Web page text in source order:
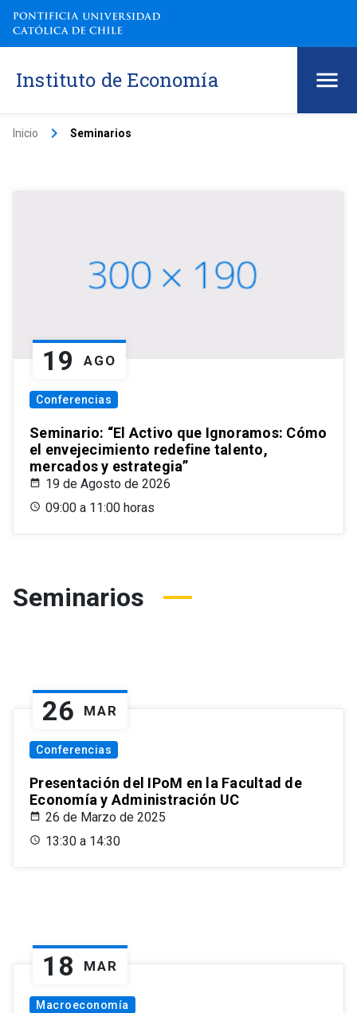
Instituto de Economía
Inicio keyboard_arrow_right Seminarios
19 AGO
Conferencias
Seminario: “El Activo que Ignoramos: Cómo
el envejecimiento redefine talento,
mercados y estrategia”
19 de Agosto de 2026
09:00 a 11:00 horas
Seminarios
26 MAR
Conferencias
Presentación del IPoM en la Facultad de
Economía y Administración UC
26 de Marzo de 2025
13:30 a 14:30
18 MAR
Macroeconomía